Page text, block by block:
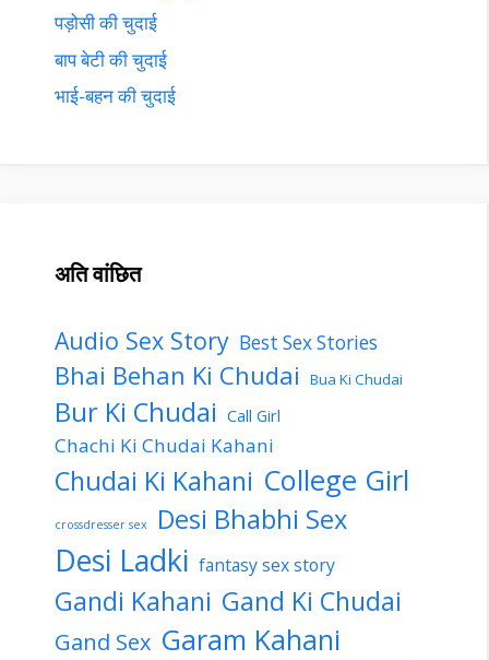
पड़ोसी की चुदाई
बाप बेटी की चुदाई
भाई-बहन की चुदाई
अति वांछित
Audio Sex Story Best Sex Stories
Bhai Behan Ki Chudai Bua Ki Chudai
Bur Ki Chudai Call Girl
Chachi Ki Chudai Kahani
Chudai Ki Kahani College Girl
crossdresser sex Desi Bhabhi Sex
Desi Ladki fantasy sex story
Gandi Kahani Gand Ki Chudai
Gand Sex Garam Kahani